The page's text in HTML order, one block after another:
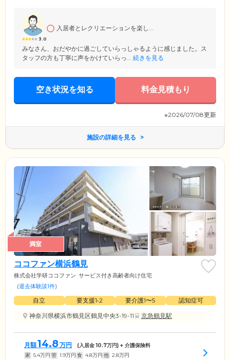
3.0
入居者とレクリエーションを楽し...
みなさん、おだやかに過ごしていらっしゃるように感じました。ス
タッフの方も丁寧に声をかけていらっ... 続きを見る
空き状況を知る 料金見積もり
※2026/07/08更新
施設の詳細を見る
満室
ココファン横浜鶴見
株式会社学研ココファン サービス付き高齢者向け住宅
(退去体験談1件)
自立 要支援1•2 要介護1〜5
認知症可
神奈川県横浜市鶴見区鶴見中央3-19-11
京急鶴見駅
月額14.8 万円 (入居金10.7万円) + 介護保険料
家 5.4万円 管 1.9万円 食 4.8万円 他 2.8万円